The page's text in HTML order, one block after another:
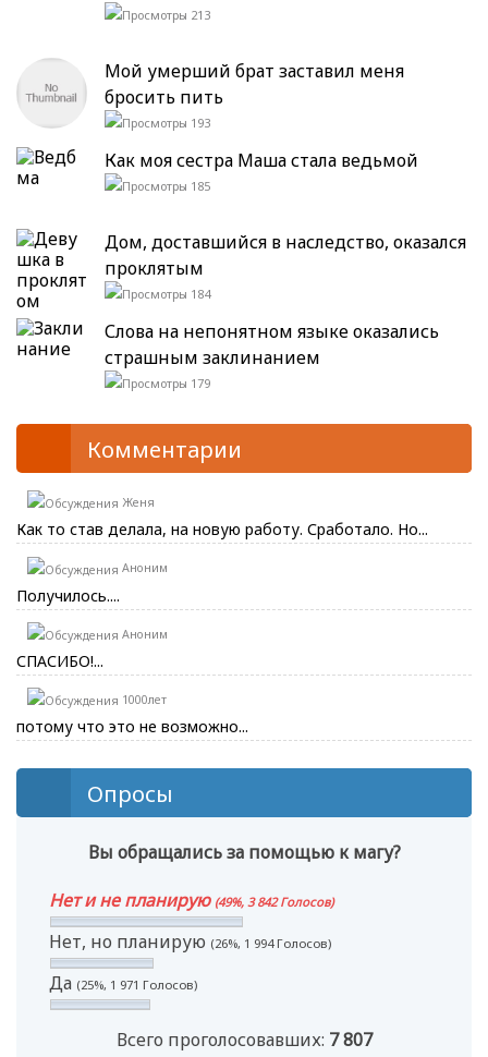
213
Мой умерший брат заставил меня
бросить пить
193
Как моя сестра Маша стала ведьмой
185
Дом, доставшийся в наследство, оказался
проклятым
184
Слова на непонятном языке оказались
страшным заклинанием
179
Комментарии
Женя
Как то став делала, на новую работу. Сработало. Но...
Аноним
Получилось....
Аноним
СПАСИБО!...
1000лет
потому что это не возможно...
Опросы
Вы обращались за помощью к магу?
Нет и не планирую (49%, 3 842 Голосов)
Нет, но планирую (26%, 1 994 Голосов)
Да (25%, 1 971 Голосов)
Всего проголосовавших: 7 807